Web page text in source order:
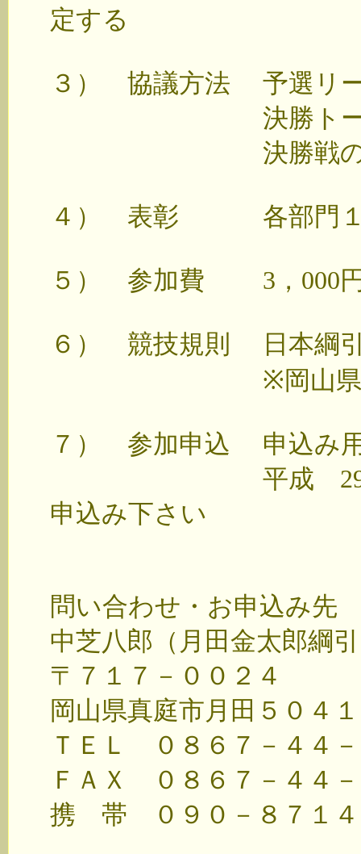
定する
３） 協議方法 予選リ
決勝トーナメ
決勝戦のみ3
４） 表彰 各部門１位
５） 参加費 3，000
６） 競技規則 日本綱引
※岡山県綱引連
７） 参加申込 申込み用
平成 29年 12
申込み下さい
問い合わせ・お申込み先
中芝八郎（月田金太郎綱
〒７１７－００２４
岡山県真庭市月田５０４
ＴＥＬ ０８６７－４４
ＦＡＸ ０８６７－４４
携 帯 ０９０－８７１４